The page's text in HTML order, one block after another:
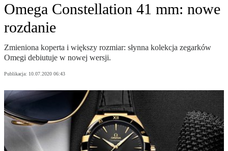
Omega Constellation 41 mm: nowe
rozdanie
Zmieniona koperta i większy rozmiar: słynna kolekcja zegarków
Omegi debiutuje w nowej wersji.
Publikacja: 10.07.2020 06:43